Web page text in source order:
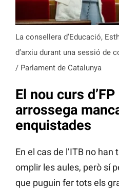
La consellera d’Educació,
d’arxiu durant una sessió de
/ Parlament de Catalunya
El nou curs
arrossega
enquistades
En el cas de l’ITB no
omplir les aules, però sí
que puguin fer tots els